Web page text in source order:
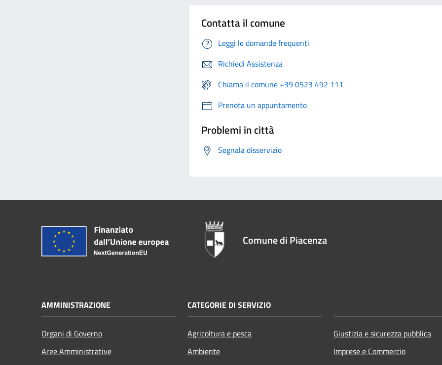
Contatta il comune
Leggi le domande frequenti
Richiedi Assistenza
Chiama il comune +39 0523 492 111
Prenota un appuntamento
Problemi in città
Segnala disservizio
Comune di Piacenza
AMMINISTRAZIONE
Organi di Governo
Aree Amministrative
CATEGORIE DI SERVIZIO
Agricoltura e pesca
Ambiente
Giustizia e sicurezza pubblica
Imprese e Commercio